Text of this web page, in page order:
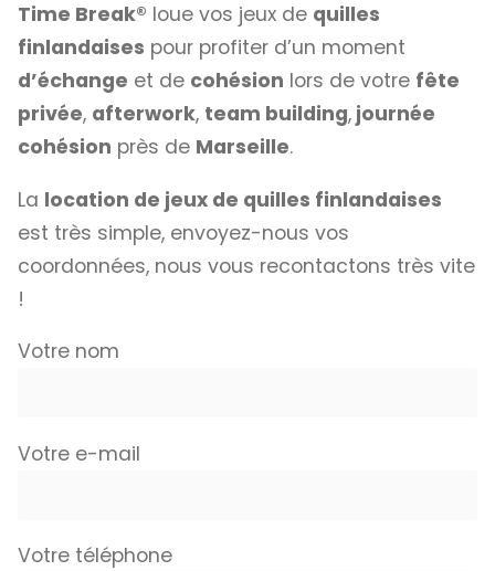
Time Break® loue vos jeux de quilles
finlandaises pour profiter d’un moment
d’échange et de cohésion lors de votre fête
privée, afterwork, team building, journée
cohésion près de Marseille.
La location de jeux de quilles finlandaises
est très simple, envoyez-nous vos
coordonnées, nous vous recontactons très vite
!
Votre nom
Votre e-mail
Votre téléphone